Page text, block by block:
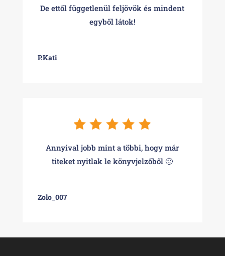
De ettől függetlenül feljövök és mindent
egyből látok!
P.Kati
Annyival jobb mint a többi, hogy már
titeket nyitlak le könyvjelzőből 🙂
Zolo_007